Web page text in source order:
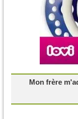
Mon frère